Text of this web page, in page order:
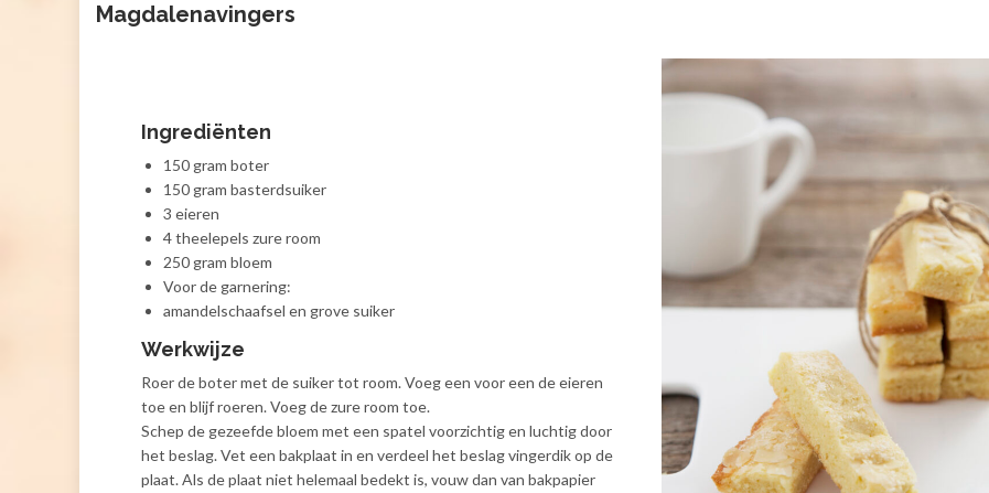
Magdalenavingers
Ingrediënten
150 gram boter
150 gram basterdsuiker
3 eieren
4 theelepels zure room
250 gram bloem
Voor de garnering:
amandelschaafsel en grove suiker
Werkwijze
Roer de boter met de suiker tot room. Voeg een voor een de eieren
toe en blijf roeren. Voeg de zure room toe.
Schep de gezeefde bloem met een spatel voorzichtig en luchtig door
het beslag. Vet een bakplaat in en verdeel het beslag vingerdik op de
plaat. Als de plaat niet helemaal bedekt is, vouw dan van bakpapier